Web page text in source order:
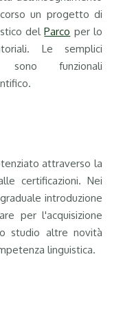
un progetto di
delParco per lo
Le semplici
funzionali
attraverso la
certificazioni. Nei
introduzione
per l'acquisizione
studio altre novità
linguistica.